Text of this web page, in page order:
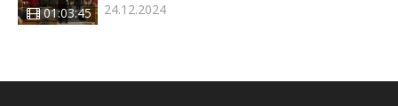
01:03:45 24.12.2024